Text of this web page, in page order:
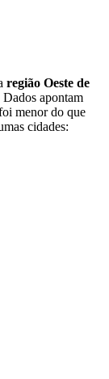
região Oeste de
apontam
menor do que
cidades: